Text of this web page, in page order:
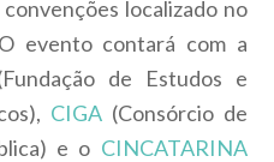
localizado no
evento contará com a
de Estudos e
CIGA (Consórcio de
e o CINCATARINA